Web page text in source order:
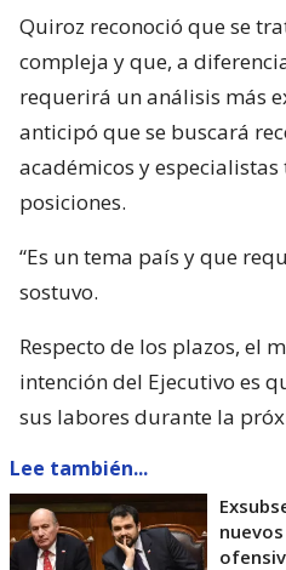
Quiroz reconoció que se
compleja y que, a
requerirá un análisis más
anticipó que se buscará
académicos y
posiciones.
“Es un tema país y que
sostuvo.
Respecto de los plazos, el
intención del Ejecutivo es
sus labores durante la
Lee también...